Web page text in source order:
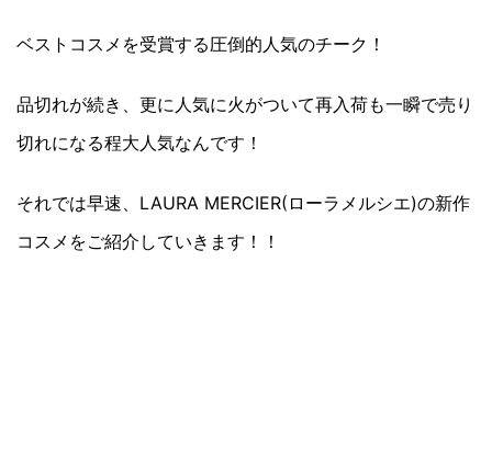
ベストコスメを受賞する圧倒的人気のチーク！
品切れが続き、更に人気に火がついて再入荷も一瞬で売り
切れになる程大人気なんです！
それでは早速、LAURA MERCIER(ローラメルシエ)の新作
コスメをご紹介していきます！！